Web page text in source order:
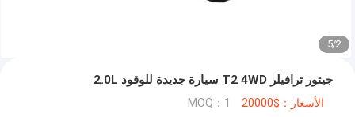
2
/
5
جيتور ترافيلر T2 4WD سيارة جديدة للوقود 2.0L
الأسعار：$20000 MOQ：1